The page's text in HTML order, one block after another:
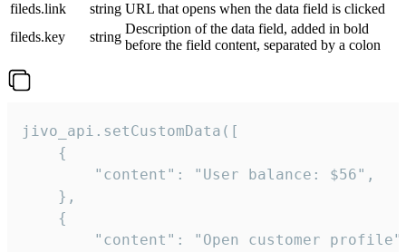
fileds.link
string URL that opens when the data field is clicked
fileds.key
string
Description of the data field, added in bold
before the field content, separated by a colon
jivo_api.setCustomData([
    {
        "content": "User balance: $56",
    },
    {
"content": "Open customer